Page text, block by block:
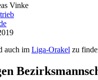
Vinke
auch im Liga-Orakel zu